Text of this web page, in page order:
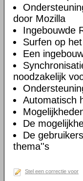
door Mozilla
Ingebouwde
Surfen op
Een
noodzakelijk
Automatisch
De
De
thema''s
Stel een correctie voor